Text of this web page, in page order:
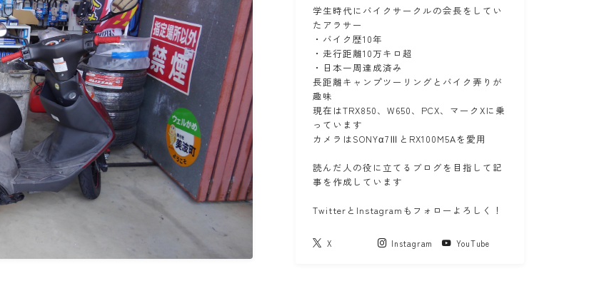
ビーンブーツ フォルツァ ヘルメット マークX メンテナンススタンド ユーザー車検
リアキャリア リアボックス ロングツーリング ワークマン 北海道ツーリング
商品レビュー 夜走り ナイトツーリング 大学生 楽天マガジン 知多半島
高速道路
学生時代にバイクサークルの会長をしてい
たアラサー
・バイク歴10年
・走行距離10万キロ超
・日本一周達成済み
長距離キャンプツーリングとバイク弄りが
趣味
現在はTRX850、W650、PCX、マークXに乗
っています
カメラはSONYα7ⅢとRX100M5Aを愛用
読んだ人の役に立てるブログを目指して記
事を作成しています
TwitterとInstagramもフォローよろしく！
X Instagram YouTube